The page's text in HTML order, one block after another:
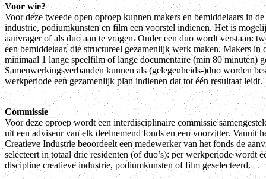
Voor wie?
Voor deze tweede open oproep kunnen makers en bemiddelaars in
industrie, podiumkunsten en film een voorstel indienen. Het is
aanvrager of als duo aan te vragen. Onder een duo wordt verstaan:
een bemiddelaar, die structureel gezamenlijk werk maken. Makers in
minimaal 1 lange speelfilm of lange documentaire (min 80 minuten)
Samenwerkingsverbanden kunnen als (gelegenheids-)duo worden
werkperiode een gezamenlijk plan indienen dat tot één resultaat leidt.
Commissie
Voor deze oproep wordt een interdisciplinaire commissie
uit een adviseur van elk deelnemend fonds en een voorzitter. Vanuit
Creatieve Industrie beoordeelt een medewerker van het fonds de
selecteert in totaal drie residenten (of duo’s): per werkperiode wordt
discipline creatieve industrie, podiumkunsten of film geselecteerd.